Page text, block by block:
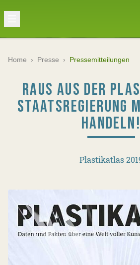
Home › Presse › Pressemitteilungen
RAUS AUS DER
STAATSREGIERUNG
HANDELN!
Plastikatlas